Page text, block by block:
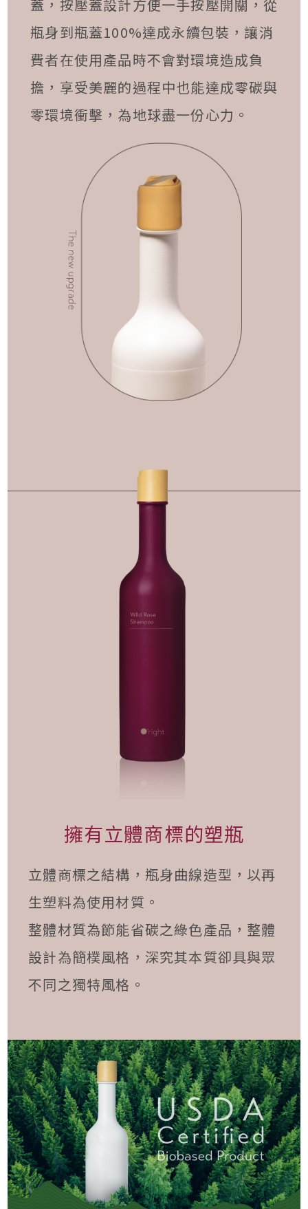
蓋，按壓蓋設計方便一手按壓開關，從
瓶身到瓶蓋100%達成永續包裝，讓消
費者在使用產品時不會對環境造成負
擔，享受美麗的過程中也能達成零碳與
零環境衝擊，為地球盡一份心力。
擁有立體商標的塑瓶
立體商標之結構，瓶身曲線造型，以再
生塑料為使用材質。
整體材質為節能省碳之綠色產品，整體
設計為簡樸風格，深究其本質卻具與眾
不同之獨特風格。